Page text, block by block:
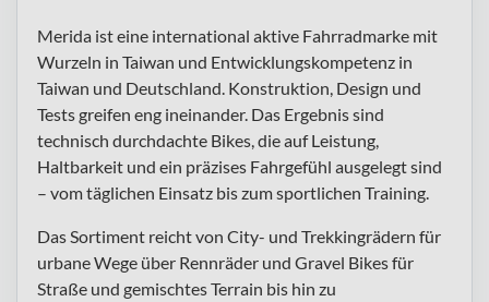
Merida ist eine international aktive Fahrradmarke mit
Wurzeln in Taiwan und Entwicklungskompetenz in
Taiwan und Deutschland. Konstruktion, Design und
Tests greifen eng ineinander. Das Ergebnis sind
technisch durchdachte Bikes, die auf Leistung,
Haltbarkeit und ein präzises Fahrgefühl ausgelegt sind
– vom täglichen Einsatz bis zum sportlichen Training.
Das Sortiment reicht von City- und Trekkingrädern für
urbane Wege über Rennräder und Gravel Bikes für
Straße und gemischtes Terrain bis hin zu